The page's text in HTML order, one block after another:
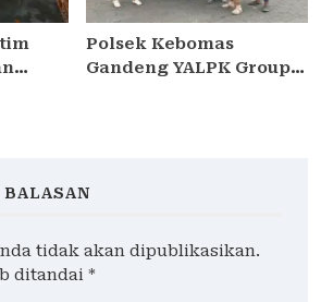
Polsek Kebomas
Gandeng YALPK Group
tidak akan dipublikasikan.
ditandai *